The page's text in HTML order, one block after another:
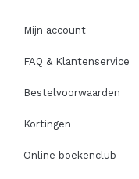
Mijn account
FAQ & Klantenservice
Bestelvoorwaarden
Kortingen
Online boekenclub